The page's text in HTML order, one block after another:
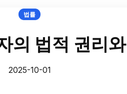
법률
의 법적 권리
2025-10-01